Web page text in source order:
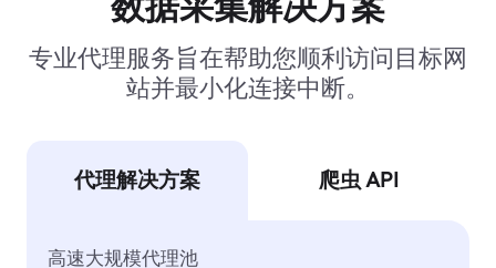
专业代理服务旨在帮助您顺利访问目标网
站并最小化连接中断。
代理解决方案 爬虫 API
高速大规模代理池